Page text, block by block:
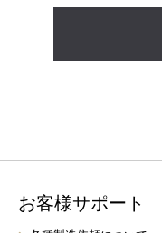
お客様サポート